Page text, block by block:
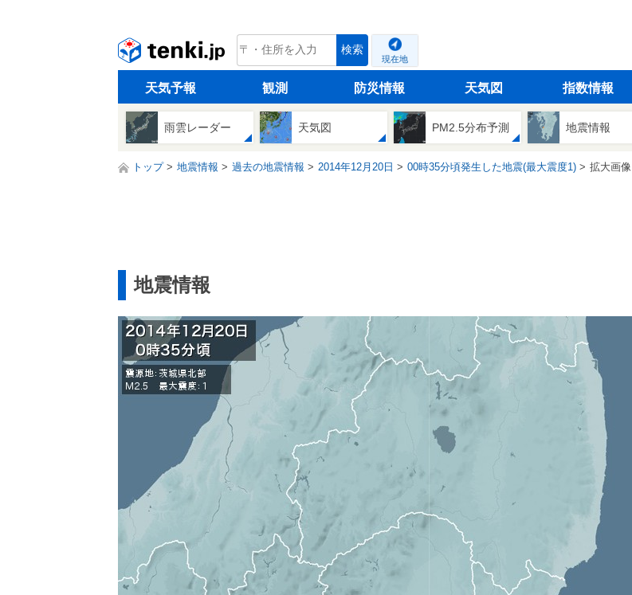
tenki.jp 検索
現在地
天気予報 観測 防災情報 天気図 指数情報
雨雲レーダー 天気図 PM2.5分布予測 地震情報
トップ 地震情報 過去の地震情報 2014年12月20日 00時35分頃発生した地震(最大震度1) 拡大画像
地震情報